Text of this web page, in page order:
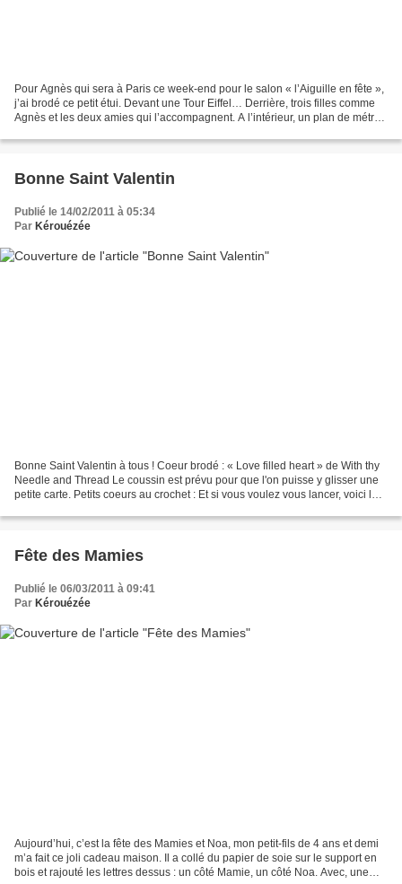
Pour Agnès qui sera à Paris ce week-end pour le salon « l’Aiguille en fête »,
j’ai brodé ce petit étui. Devant une Tour Eiffel… Derrière, trois filles comme
Agnès et les deux amies qui l’accompagnent. A l’intérieur, un plan de métro
Bonne Saint Valentin
Publié le 14/02/2011 à 05:34
Par Kérouézée
Bonne Saint Valentin à tous ! Coeur brodé : « Love filled heart » de With thy
Needle and Thread Le coussin est prévu pour que l'on puisse y glisser une
petite carte. Petits coeurs au crochet : Et si vous voulez vous lancer, voici les
Fête des Mamies
Publié le 06/03/2011 à 09:41
Par Kérouézée
Aujourd’hui, c’est la fête des Mamies et Noa, mon petit-fils de 4 ans et demi
m’a fait ce joli cadeau maison. Il a collé du papier de soie sur le support en
bois et rajouté les lettres dessus : un côté Mamie, un côté Noa. Avec, une